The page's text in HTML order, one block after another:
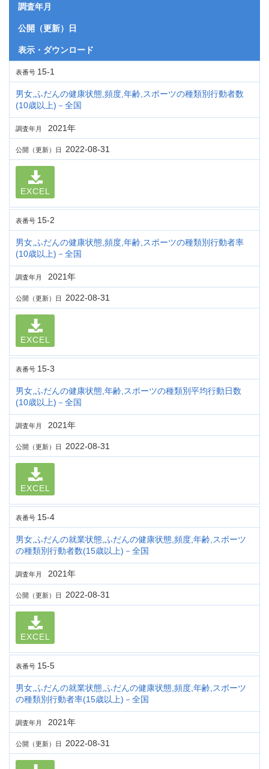
調査年月
公開（更新）日
表示・ダウンロード
表番号 15-1
男女,ふだんの健康状態,頻度,年齢,スポーツの種類別行動者数
(10歳以上)－全国
調査年月 2021年
公開（更新）日 2022-08-31
EXCEL
表番号 15-2
男女,ふだんの健康状態,頻度,年齢,スポーツの種類別行動者率
(10歳以上)－全国
調査年月 2021年
公開（更新）日 2022-08-31
EXCEL
表番号 15-3
男女,ふだんの健康状態,年齢,スポーツの種類別平均行動日数
(10歳以上)－全国
調査年月 2021年
公開（更新）日 2022-08-31
EXCEL
表番号 15-4
男女,ふだんの就業状態,ふだんの健康状態,頻度,年齢,スポーツ
の種類別行動者数(15歳以上)－全国
調査年月 2021年
公開（更新）日 2022-08-31
EXCEL
表番号 15-5
男女,ふだんの就業状態,ふだんの健康状態,頻度,年齢,スポーツ
の種類別行動者率(15歳以上)－全国
調査年月 2021年
公開（更新）日 2022-08-31